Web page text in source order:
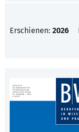
Erschienen: 2026